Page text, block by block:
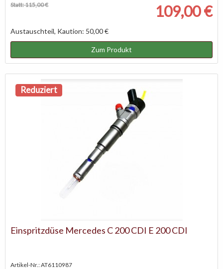
Statt: 115,00 €
109,00 €
Austauschteil, Kaution: 50,00 €
Zum Produkt
Reduziert
Einspritzdüse Mercedes C 200 CDI E 200 CDI
Artikel-Nr.: AT6110987